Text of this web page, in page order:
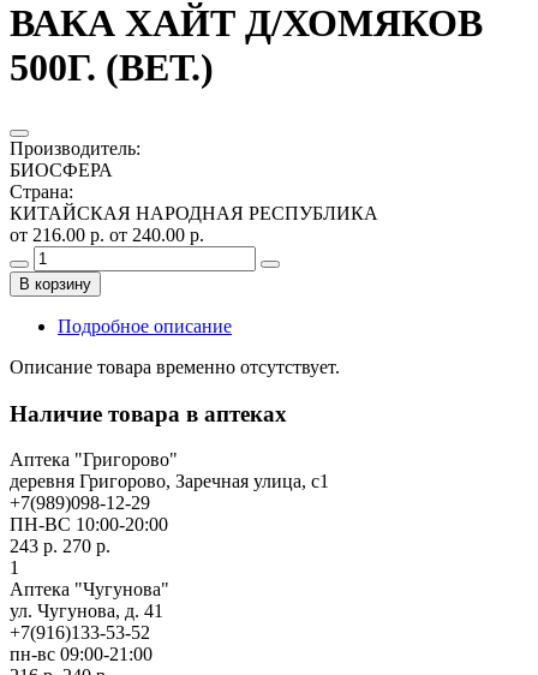
ВАКА ХАЙТ Д/ХОМЯКОВ
500Г. (ВЕТ.)
Производитель:
БИОСФЕРА
Страна:
КИТАЙСКАЯ НАРОДНАЯ РЕСПУБЛИКА
от 216.00 р. от 240.00 р.
В корзину
Подробное описание
Описание товара временно отсутствует.
Наличие товара в аптеках
Аптека "Григорово"
деревня Григорово, Заречная улица, с1
+7(989)098-12-29
ПН-ВС 10:00-20:00
243 р. 270 р.
1
Аптека "Чугунова"
ул. Чугунова, д. 41
+7(916)133-53-52
пн-вс 09:00-21:00